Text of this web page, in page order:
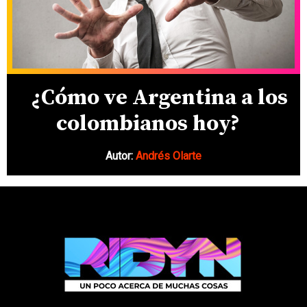
¿Cómo ve Argentina a los
colombianos hoy?
Autor: Andrés Olarte